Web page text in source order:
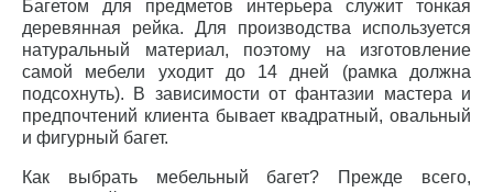
Багетом для предметов интерьера служит тонкая
деревянная рейка. Для производства используется
натуральный материал, поэтому на изготовление
самой мебели уходит до 14 дней (рамка должна
подсохнуть). В зависимости от фантазии мастера и
предпочтений клиента бывает квадратный, овальный
и фигурный багет.
Как выбрать мебельный багет? Прежде всего,